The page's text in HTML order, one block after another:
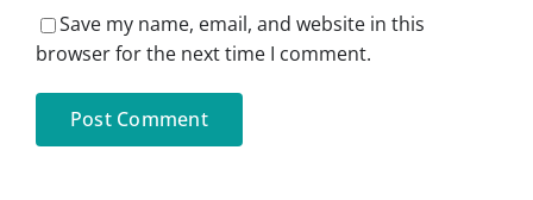
Save my name, email, and website in this
browser for the next time I comment.